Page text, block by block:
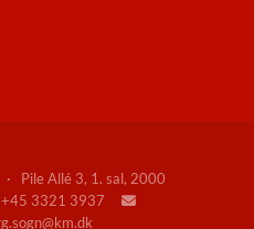
Pile Allé 3, 1. sal, 2000
3321 3937 